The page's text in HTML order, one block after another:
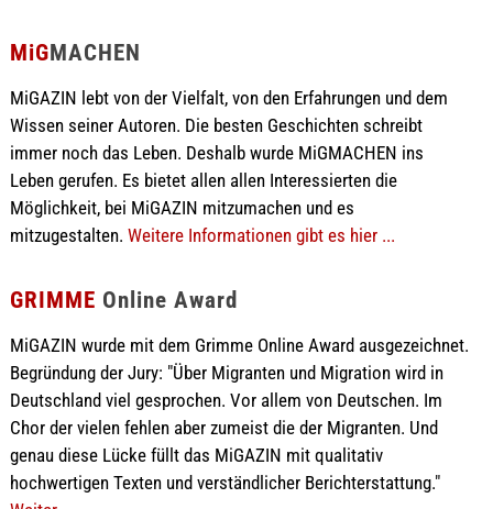
MiGMACHEN
MiGAZIN lebt von der Vielfalt, von den Erfahrungen und dem
Wissen seiner Autoren. Die besten Geschichten schreibt
immer noch das Leben. Deshalb wurde MiGMACHEN ins
Leben gerufen. Es bietet allen allen Interessierten die
Möglichkeit, bei MiGAZIN mitzumachen und es
mitzugestalten. Weitere Informationen gibt es hier ...
GRIMME Online Award
MiGAZIN wurde mit dem Grimme Online Award ausgezeichnet.
Begründung der Jury: "Über Migranten und Migration wird in
Deutschland viel gesprochen. Vor allem von Deutschen. Im
Chor der vielen fehlen aber zumeist die der Migranten. Und
genau diese Lücke füllt das MiGAZIN mit qualitativ
hochwertigen Texten und verständlicher Berichterstattung."